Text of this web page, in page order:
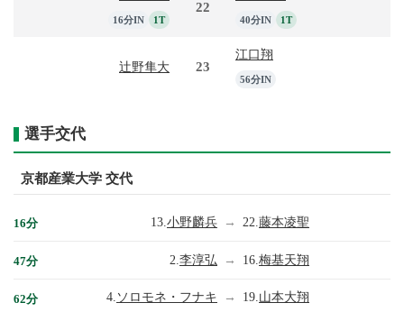
16分IN 1T
22
40分IN 1T
辻野隼大 23
江口翔
56分IN
選手交代
京都産業大学 交代
16分 13. 小野麟兵 → 22. 藤本凌聖
47分 2. 李淳弘 → 16. 梅基天翔
62分 4. ソロモネ・フナキ → 19. 山本大翔